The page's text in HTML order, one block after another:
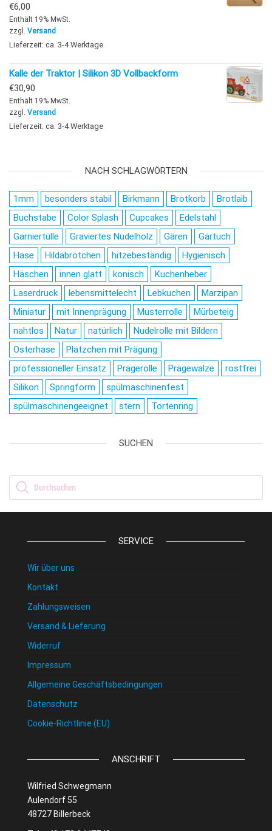
€6,00
Enthält 19% MwSt.
zzgl. Versand
Lieferzeit: ca. 3-4 Werktage
Kalle der Traktor | Silikon 3D Vollbackform
€30,90
Enthält 19% MwSt.
zzgl. Versand
Lieferzeit: ca. 3-4 Werktage
NACH SCHLAGWÖRTERN
1mm besonders stabil Birkmann Brotkorb
Brotlaib
Buchstabe
Color Splash Cupcakes
Edelstahl
Garniertülle
Graviertes Nudelholz Gären
Gärtuch
Hase
Hildabrötchen hitzebeständig
Hygienisch
Häschen
innen glatt konisch
Kuchenheber
Laserdruck
lebensmittelecht Lebkuchen
Marzipan
Miniatur
mit Innenprägung Musterrolle
Mürbeteig
nahtlos
Natur natürlich
Nudelrolle mit Bildern
Osterhase
Plätzchen mit Prägung
professioneller Einsatz
Prägerolle Prägewalze
rostfrei
Silikon
Springform
spülmaschinenfest
spülmaschinengeeignet
stern Tortenring
SUCHEN
Products search
SERVICE
Wir über uns
Kontakt
Zahlungsweisen
Versand & Lieferung
Widerruf
Impressum
Allgemeine Geschäftsbedingungen
Datenschutz
Cookie-Richtlinie (EU)
ANSCHRIFT
Wilfried Schwegmann
Aulendorf 55
48727 Billerbeck